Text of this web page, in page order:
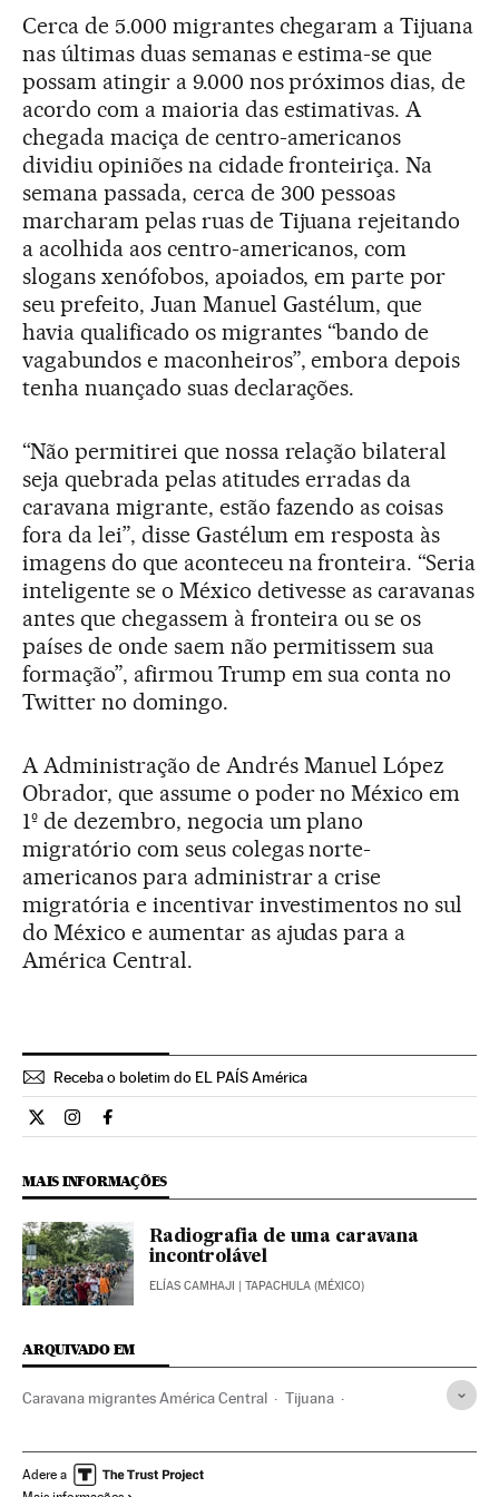
Cerca de 5.000 migrantes chegaram a Tijuana
nas últimas duas semanas e estima-se que
possam atingir a 9.000 nos próximos dias, de
acordo com a maioria das estimativas. A
chegada maciça de centro-americanos
dividiu opiniões na cidade fronteiriça. Na
semana passada, cerca de 300 pessoas
marcharam pelas ruas de Tijuana rejeitando
a acolhida aos centro-americanos, com
slogans xenófobos, apoiados, em parte por
seu prefeito, Juan Manuel Gastélum, que
havia qualificado os migrantes “bando de
vagabundos e maconheiros”, embora depois
tenha nuançado suas declarações.
“Não permitirei que nossa relação bilateral
seja quebrada pelas atitudes erradas da
caravana migrante, estão fazendo as coisas
fora da lei”, disse Gastélum em resposta às
imagens do que aconteceu na fronteira. “Seria
inteligente se o México detivesse as caravanas
antes que chegassem à fronteira ou se os
países de onde saem não permitissem sua
formação”, afirmou Trump em sua conta no
Twitter no domingo.
A Administração de Andrés Manuel López
Obrador, que assume o poder no México em
1º de dezembro, negocia um plano
migratório com seus colegas norte-
americanos para administrar a crise
migratória e incentivar investimentos no sul
do México e aumentar as ajudas para a
América Central.
Receba o boletim do EL PAÍS América
Internacional El País Brasil en Twitter
Internacional El País Brasil en Instagram
Internacional El País Brasil en Facebook
MAIS INFORMAÇÕES
Radiografia de uma caravana
incontrolável
ELÍAS CAMHAJI | TAPACHULA (MÉXICO)
ARQUIVADO EM
Caravana migrantes América Central Tijuana
Crise migratória Baixa Califórnia
Adere a